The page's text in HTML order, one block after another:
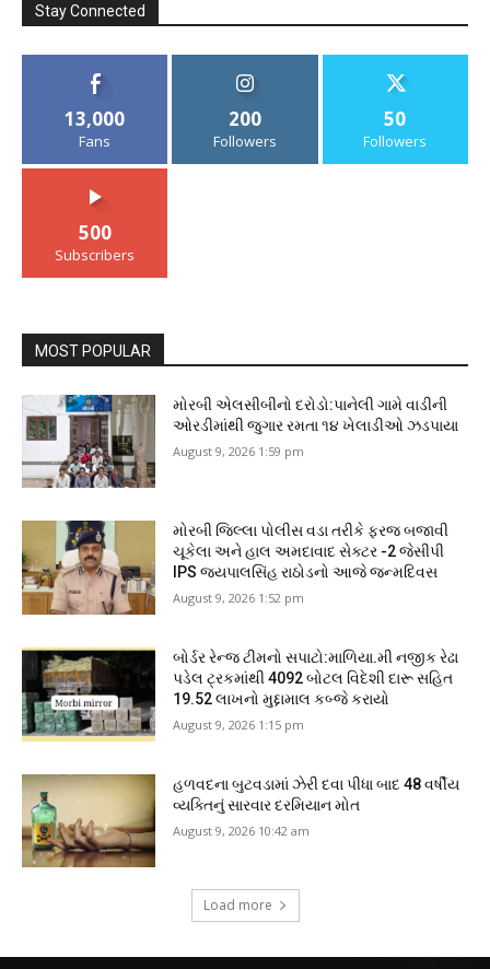
Stay Connected
13,000
Fans
200
Followers
50
Followers
500
Subscribers
MOST POPULAR
મોરબી એલસીબીનો દરોડો:પાનેલી ગામે વાડીની
ઓરડીમાંથી જુગાર રમતા ૧૪ ખેલાડીઓ ઝડપાયા
August 9, 2026 1:59 pm
મોરબી જિલ્લા પોલીસ વડા તરીકે ફરજ બજાવી
ચૂકેલા અને હાલ અમદાવાદ સેક્ટર -2 જેસીપી
IPS જયપાલસિંહ રાઠોડનો આજે જન્મદિવસ
August 9, 2026 1:52 pm
બોર્ડર રેન્જ ટીમનો સપાટો:માળિયા.મી નજીક રેઢા
પડેલ ટ્રકમાંથી 4092 બોટલ વિદેશી દારૂ સહિત
19.52 લાખનો મુદ્દામાલ કબ્જે કરાયો
August 9, 2026 1:15 pm
હળવદના બુટવડામાં ઝેરી દવા પીધા બાદ 48 વર્ષીય
વ્યક્તિનું સારવાર દરમિયાન મોત
August 9, 2026 10:42 am
Load more